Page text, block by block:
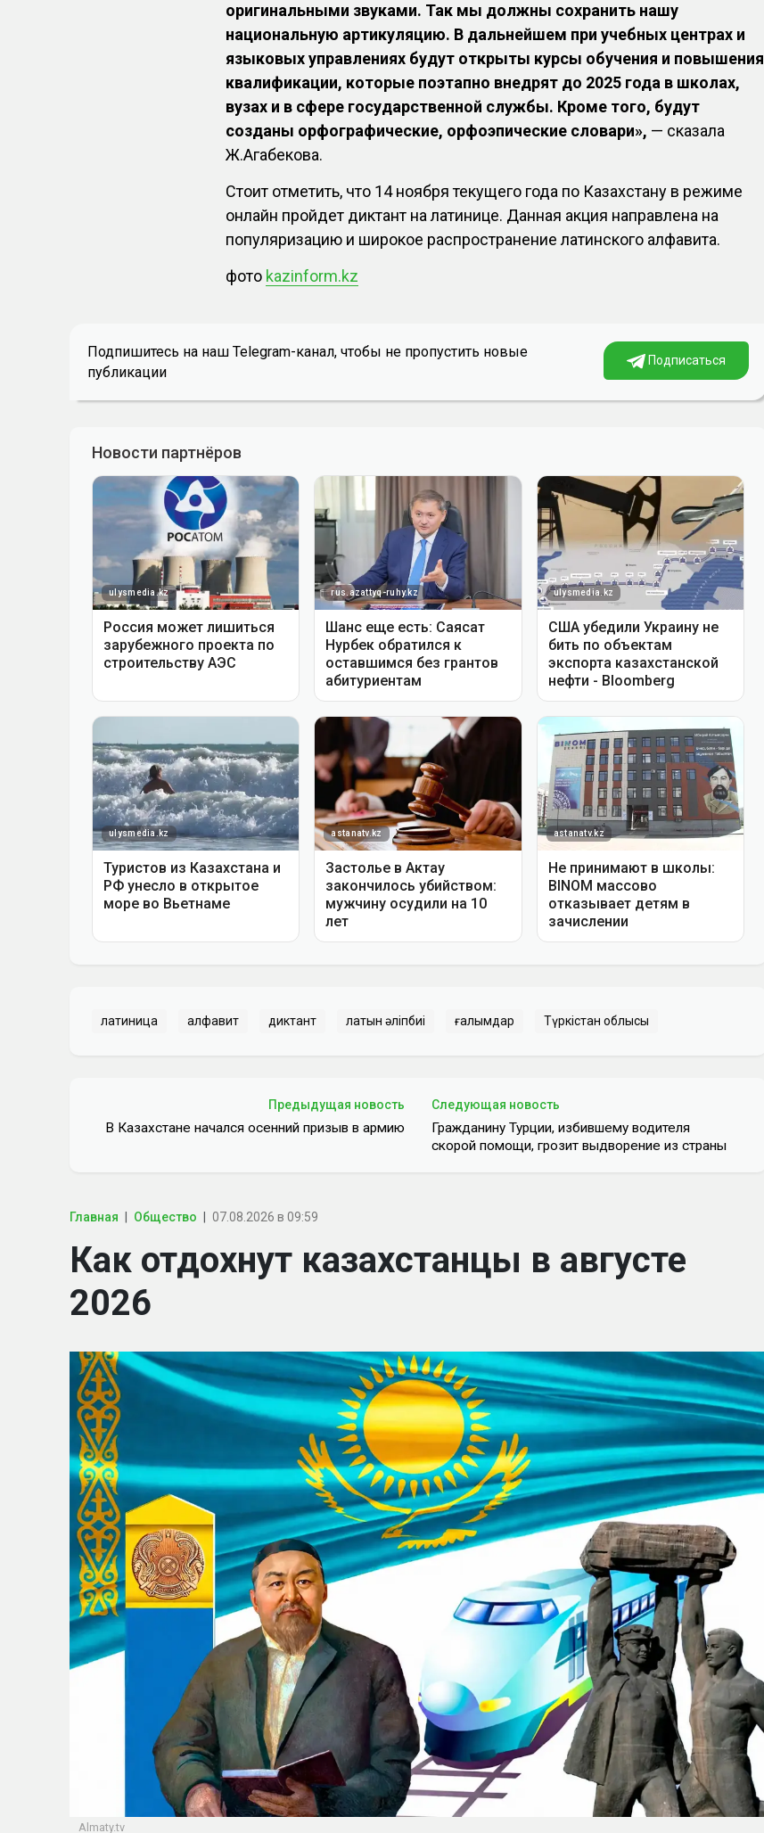
оригинальными звуками. Так мы должны сохранить нашу
национальную артикуляцию. В дальнейшем при учебных центрах и
языковых управлениях будут открыты курсы обучения и повышения
квалификации, которые поэтапно внедрят до 2025 года в школах,
вузах и в сфере государственной службы. Кроме того, будут
созданы орфографические, орфоэпические словари», — сказала
Ж.Агабекова.
Стоит отметить, что 14 ноября текущего года по Казахстану в режиме
онлайн пройдет диктант на латинице. Данная акция направлена на
популяризацию и широкое распространение латинского алфавита.
фото kazinform.kz
Подпишитесь на наш Telegram-канал, чтобы не пропустить новые
публикации
Подписаться
латиница алфавит диктант латын әліпбиі ғалымдар Түркістан облысы
Предыдущая новость
В Казахстане начался осенний призыв в армию
Следующая новость
Гражданину Турции, избившему водителя
скорой помощи, грозит выдворение из страны
Главная Общество 07.08.2026 в 09:59
Как отдохнут казахстанцы в августе
2026
Almaty.tv